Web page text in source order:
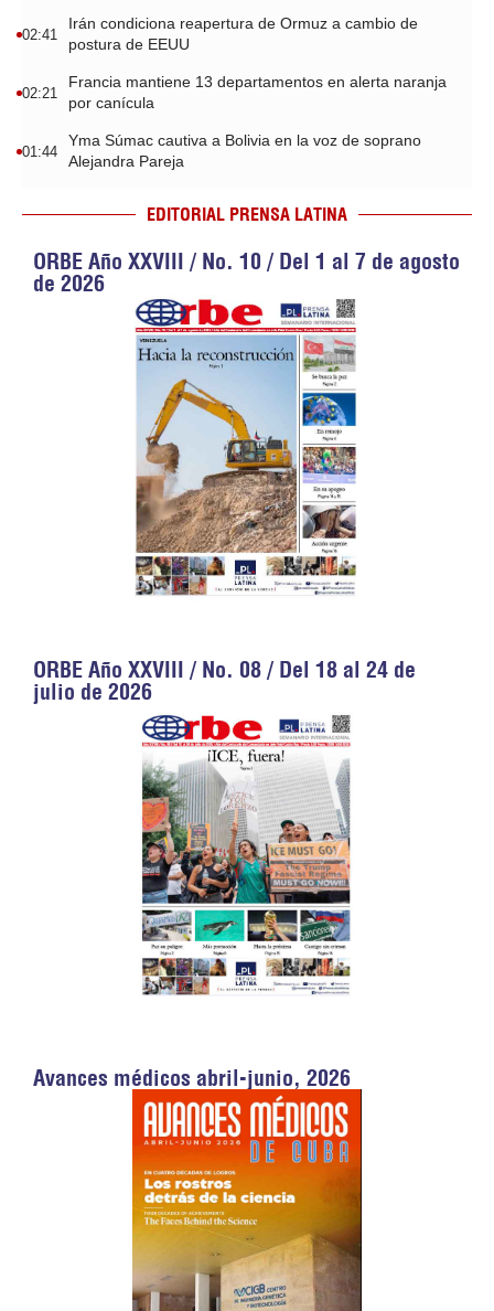
02:41
Irán condiciona reapertura de Ormuz a cambio de
postura de EEUU
02:21
Francia mantiene 13 departamentos en alerta naranja
por canícula
01:44
Yma Súmac cautiva a Bolivia en la voz de soprano
Alejandra Pareja
EDITORIAL PRENSA LATINA
ORBE Año XXVIII / No. 10 / Del 1 al 7 de agosto
de 2026
ORBE Año XXVIII / No. 08 / Del 18 al 24 de
julio de 2026
Avances médicos abril-junio, 2026